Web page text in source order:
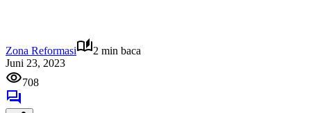
Zona Reformasi
2 min baca
Juni 23, 2023
708